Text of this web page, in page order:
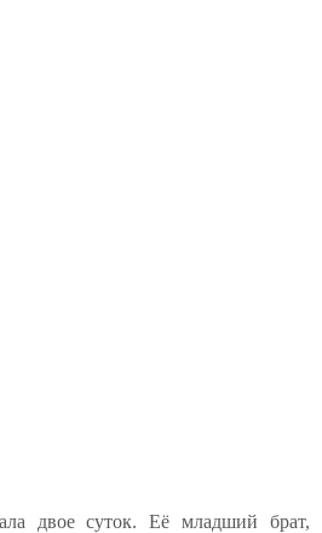
двое суток. Её младший брат,